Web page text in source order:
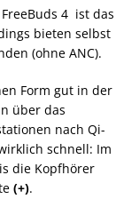
4 ist das
bieten selbst
(ohne ANC).
Form gut in der
über das
nach Qi-
schnell: Im
die Kopfhörer
(+).